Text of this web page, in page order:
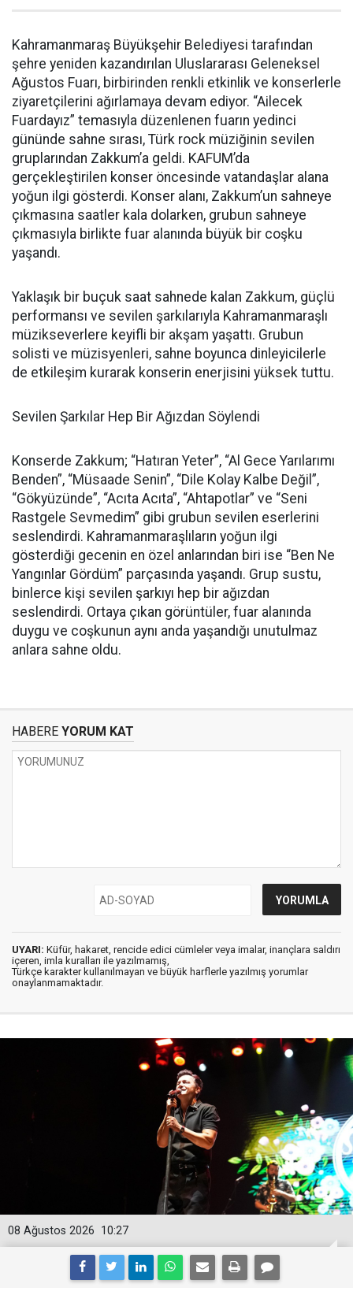
Kahramanmaraş Büyükşehir Belediyesi tarafından
şehre yeniden kazandırılan Uluslararası Geleneksel
Ağustos Fuarı, birbirinden renkli etkinlik ve konserlerle
ziyaretçilerini ağırlamaya devam ediyor. “Ailecek
Fuardayız” temasıyla düzenlenen fuarın yedinci
gününde sahne sırası, Türk rock müziğinin sevilen
gruplarından Zakkum’a geldi. KAFUM’da
gerçekleştirilen konser öncesinde vatandaşlar alana
yoğun ilgi gösterdi. Konser alanı, Zakkum’un sahneye
çıkmasına saatler kala dolarken, grubun sahneye
çıkmasıyla birlikte fuar alanında büyük bir coşku
yaşandı.
Yaklaşık bir buçuk saat sahnede kalan Zakkum, güçlü
performansı ve sevilen şarkılarıyla Kahramanmaraşlı
müzikseverlere keyifli bir akşam yaşattı. Grubun
solisti ve müzisyenleri, sahne boyunca dinleyicilerle
de etkileşim kurarak konserin enerjisini yüksek tuttu.
Sevilen Şarkılar Hep Bir Ağızdan Söylendi
Konserde Zakkum; “Hatıran Yeter”, “Al Gece Yarılarımı
Benden”, “Müsaade Senin”, “Dile Kolay Kalbe Değil”,
“Gökyüzünde”, “Acıta Acıta”, “Ahtapotlar” ve “Seni
Rastgele Sevmedim” gibi grubun sevilen eserlerini
seslendirdi. Kahramanmaraşlıların yoğun ilgi
gösterdiği gecenin en özel anlarından biri ise “Ben Ne
Yangınlar Gördüm” parçasında yaşandı. Grup sustu,
binlerce kişi sevilen şarkıyı hep bir ağızdan
seslendirdi. Ortaya çıkan görüntüler, fuar alanında
duygu ve coşkunun aynı anda yaşandığı unutulmaz
anlara sahne oldu.
HABERE YORUM KAT
UYARI: Küfür, hakaret, rencide edici cümleler veya imalar, inançlara saldırı
içeren, imla kuralları ile yazılmamış,
Türkçe karakter kullanılmayan ve büyük harflerle yazılmış yorumlar
onaylanmamaktadır.
10:27
08 Ağustos 2026